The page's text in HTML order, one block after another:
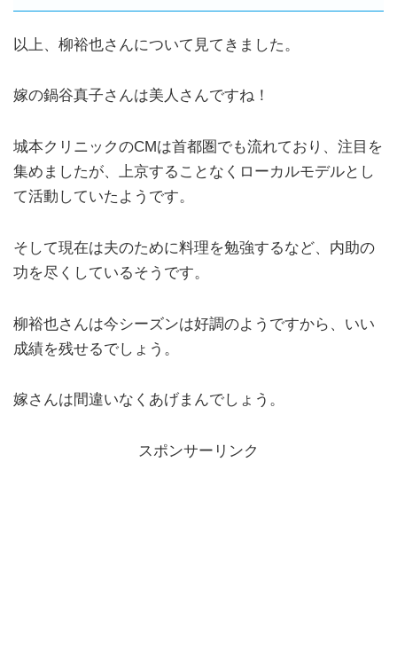
以上、柳裕也さんについて見てきました。
嫁の鍋谷真子さんは美人さんですね！
城本クリニックのCMは首都圏でも流れており、注目を
集めましたが、上京することなくローカルモデルとし
て活動していたようです。
そして現在は夫のために料理を勉強するなど、内助の
功を尽くしているそうです。
柳裕也さんは今シーズンは好調のようですから、いい
成績を残せるでしょう。
嫁さんは間違いなくあげまんでしょう。
スポンサーリンク